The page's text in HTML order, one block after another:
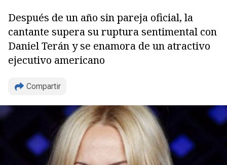
Después de un año sin pareja oficial, la
cantante supera su ruptura sentimental con
Daniel Terán y se enamora de un atractivo
ejecutivo americano
Compartir
Copiar